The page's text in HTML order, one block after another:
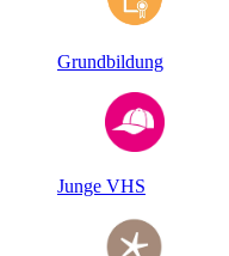
Grundbildung
Junge VHS